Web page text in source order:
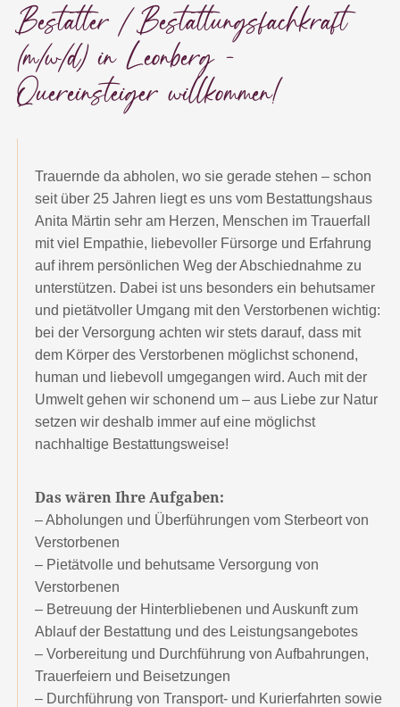
bestattungen.de
Impressum
AGB
Datenschutz
Bestatter / Bestattungsfachkraft
(m/w/d) in Leonberg –
Quereinsteiger willkommen!
Trauernde da abholen, wo sie gerade stehen – schon
seit über 25 Jahren liegt es uns vom Bestattungshaus
Anita Märtin sehr am Herzen, Menschen im Trauerfall
mit viel Empathie, liebevoller Fürsorge und Erfahrung
auf ihrem persönlichen Weg der Abschiednahme zu
unterstützen. Dabei ist uns besonders ein behutsamer
und pietätvoller Umgang mit den Verstorbenen wichtig:
bei der Versorgung achten wir stets darauf, dass mit
dem Körper des Verstorbenen möglichst schonend,
human und liebevoll umgegangen wird. Auch mit der
Umwelt gehen wir schonend um – aus Liebe zur Natur
setzen wir deshalb immer auf eine möglichst
nachhaltige Bestattungsweise!
Das wären Ihre Aufgaben:
– Abholungen und Überführungen vom Sterbeort von
Verstorbenen
– Pietätvolle und behutsame Versorgung von
Verstorbenen
– Betreuung der Hinterbliebenen und Auskunft zum
Ablauf der Bestattung und des Leistungsangebotes
– Vorbereitung und Durchführung von Aufbahrungen,
Trauerfeiern und Beisetzungen
– Durchführung von Transport- und Kurierfahrten sowie